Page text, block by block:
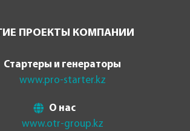
ПРОЕКТЫ КОМПАНИИ
Стартеры и генераторы
www.pro-starter.kz
О нас
www.otr-group.kz